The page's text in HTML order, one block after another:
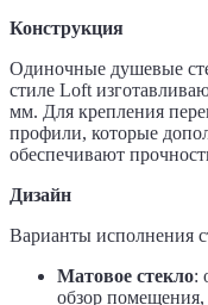
Конструкция
Одиночные душевые
стиле Loft
мм. Для крепления
профили, которые
обеспечивают
Дизайн
Варианты исполнения
Матовое стекло:
обзор помещения,